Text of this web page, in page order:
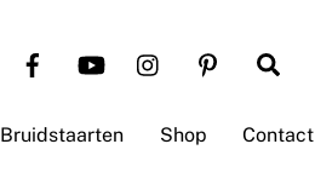
Bruidstaarten Shop Contact